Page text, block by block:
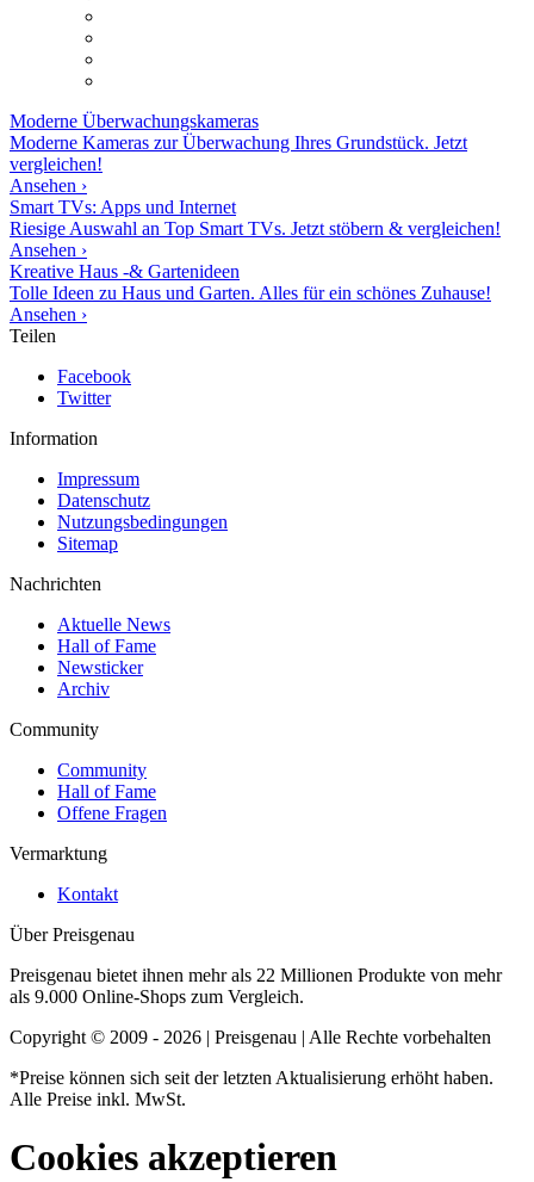
Moderne Überwachungskameras
Moderne Kameras zur Überwachung Ihres Grundstück. Jetzt
vergleichen!
Ansehen ›
Smart TVs: Apps und Internet
Riesige Auswahl an Top Smart TVs. Jetzt stöbern & vergleichen!
Ansehen ›
Kreative Haus -& Gartenideen
Tolle Ideen zu Haus und Garten. Alles für ein schönes Zuhause!
Ansehen ›
Teilen
Facebook
Twitter
Information
Impressum
Datenschutz
Nutzungsbedingungen
Sitemap
Nachrichten
Aktuelle News
Hall of Fame
Newsticker
Archiv
Community
Community
Hall of Fame
Offene Fragen
Vermarktung
Kontakt
Über Preisgenau
Preisgenau bietet ihnen mehr als 22 Millionen Produkte von mehr
als 9.000 Online-Shops zum Vergleich.
Copyright © 2009 - 2026 | Preisgenau | Alle Rechte vorbehalten
*Preise können sich seit der letzten Aktualisierung erhöht haben.
Alle Preise inkl. MwSt.
Cookies akzeptieren